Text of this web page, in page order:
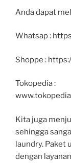
Anda dapat
Whatsap :
Shoppe :
Tokopedia :
Kita juga
sehingga
laundry. Paket
dengan